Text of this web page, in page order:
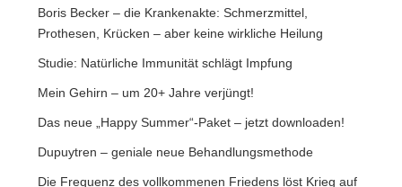
Boris Becker – die Krankenakte: Schmerzmittel,
Prothesen, Krücken – aber keine wirkliche Heilung
Studie: Natürliche Immunität schlägt Impfung
Mein Gehirn – um 20+ Jahre verjüngt!
Das neue „Happy Summer“-Paket – jetzt downloaden!
Dupuytren – geniale neue Behandlungsmethode
Die Frequenz des vollkommenen Friedens löst Krieg auf